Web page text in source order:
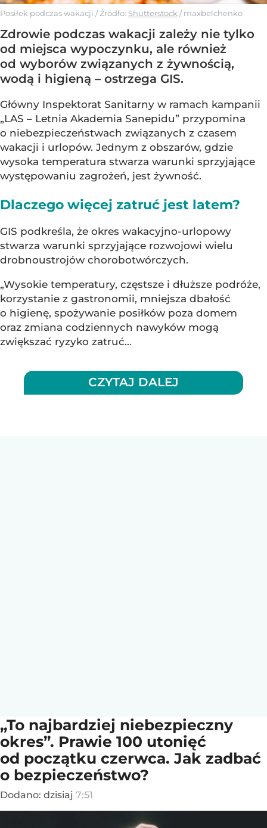
Posiłek podczas wakacji / Źródło: Shutterstock /maxbelchenko
Zdrowie podczas wakacji zależy nie tylko
od miejsca wypoczynku, ale również
od wyborów związanych z żywnością,
wodą i higieną – ostrzega GIS.
Główny Inspektorat Sanitarny w ramach kampanii
„LAS – Letnia Akademia Sanepidu” przypomina
o niebezpieczeństwach związanych z czasem
wakacji i urlopów. Jednym z obszarów, gdzie
wysoka temperatura stwarza warunki sprzyjające
występowaniu zagrożeń, jest żywność.
Dlaczego więcej zatruć jest latem?
GIS podkreśla, że okres wakacyjno-urlopowy
stwarza warunki sprzyjające rozwojowi wielu
drobnoustrojów chorobotwórczych.
„Wysokie temperatury, częstsze i dłuższe podróże,
korzystanie z gastronomii, mniejsza dbałość
o higienę, spożywanie posiłków poza domem
oraz zmiana codziennych nawyków mogą
zwiększać ryzyko zatruć...
CZYTAJ DALEJ
„To najbardziej niebezpieczny
okres”. Prawie 100 utonięć
od początku czerwca. Jak zadbać
o bezpieczeństwo?
Dodano: dzisiaj 7:51